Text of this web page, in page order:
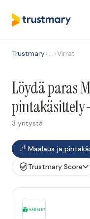
Trustmary>…>Virrat
Löydä paras
3 yritystä
Maalaus ja
Trustmary Score